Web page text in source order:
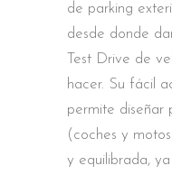
de parking
desde donde
Test Drive de
hacer. Su fácil
permite diseñar
(coches y
y equilibrada,